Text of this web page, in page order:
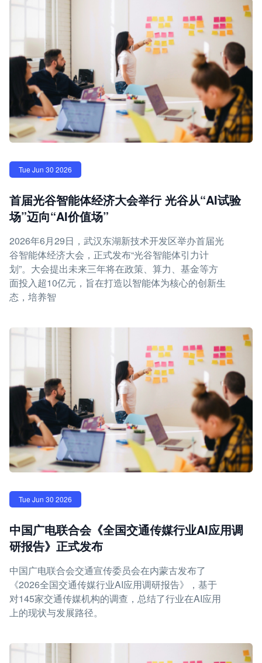
Tue Jun 30 2026
首届光谷智能体经济大会举行 光谷从“AI试验
场”迈向“AI价值场”
2026年6月29日，武汉东湖新技术开发区举办首届光
谷智能体经济大会，正式发布“光谷智能体引力计
划”。大会提出未来三年将在政策、算力、基金等方
面投入超10亿元，旨在打造以智能体为核心的创新生
态，培养智
Tue Jun 30 2026
中国广电联合会《全国交通传媒行业AI应用调
研报告》正式发布
中国广电联合会交通宣传委员会在内蒙古发布了
《2026全国交通传媒行业AI应用调研报告》，基于
对145家交通传媒机构的调查，总结了行业在AI应用
上的现状与发展路径。